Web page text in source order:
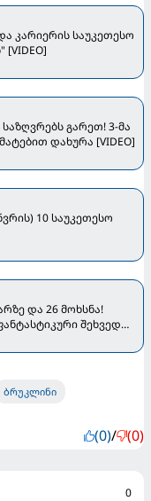
კარიერის საუკეთესო
გარეთ! 3-მა
დახურა [VIDEO]
10 საუკეთესო
და 26 მოხსნა!
შეხვედრა
ბრუკლინი
(0)/ (0)
0